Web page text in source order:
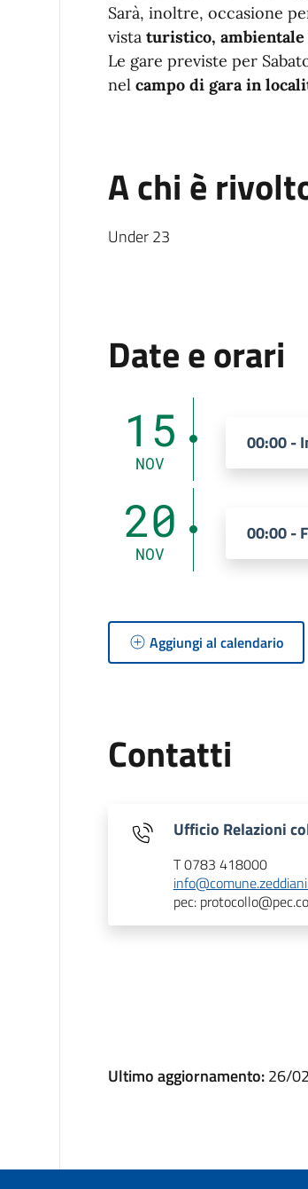
Sarà, inoltre, occasione
vista turistico,
Le gare previste per
nel campo di gara in
A chi è
Under 23
Date e orari
15
NOV
00:00 -
20
NOV
00:00 -
Aggiungi al calendario
Contatti
Ufficio Relazioni
T 0783 418000
pec:
Ultimo aggiornamento:26/